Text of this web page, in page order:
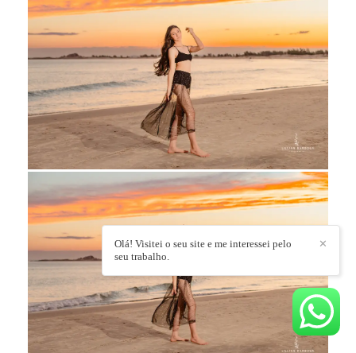
✕
Olá! Visitei o seu site e me interessei pelo
seu trabalho.